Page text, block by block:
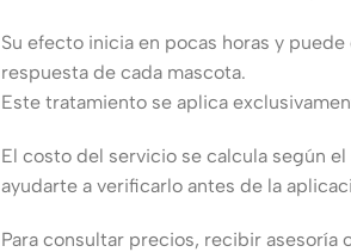
Su efecto inicia en pocas horas y
respuesta de cada mascota.
Este tratamiento se aplica
El costo del servicio se calcula según
ayudarte a verificarlo antes de la
Para consultar precios, recibir asesoría